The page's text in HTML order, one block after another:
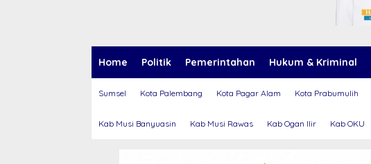
Home Politik Pemerintahan Hukum & Kriminal
Sumsel Kota Palembang Kota Pagar Alam Kota Prabumulih
Kab Musi Banyuasin Kab Musi Rawas Kab Ogan Ilir Kab OKU